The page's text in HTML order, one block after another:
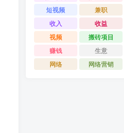
短视频
兼职
收入
收益
视频
搬砖项目
赚钱
生意
网络
网络营销